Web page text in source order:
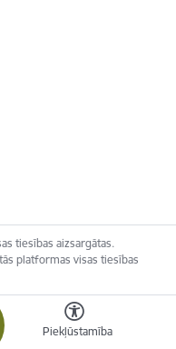
Piekļūstamība
tiesības aizsargātas.
platformas visas tiesības